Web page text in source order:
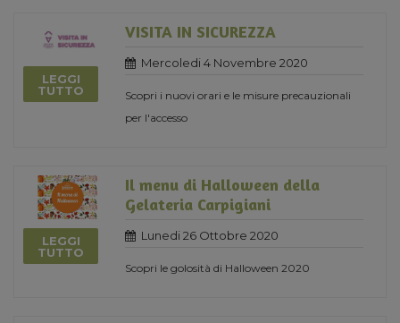
LEGGI
TUTTO
VISITA IN SICUREZZA
Mercoledi 4 Novembre 2020
Scopri i nuovi orari e le misure precauzionali
per l'accesso
LEGGI
TUTTO
Il menu di Halloween della
Gelateria Carpigiani
Lunedi 26 Ottobre 2020
Scopri le golosità di Halloween 2020